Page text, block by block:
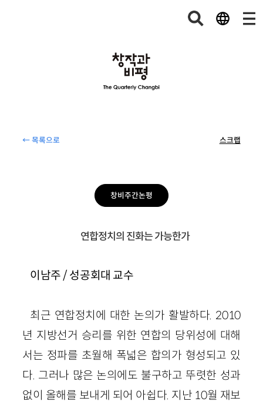
← 목록으로 스크랩
창비주간논평
연합정치의 진화는 가능한가
이남주 / 성공회대 교수
최근 연합정치에 대한 논의가 활발하다. 2010
년 지방선거 승리를 위한 연합의 당위성에 대해
서는 정파를 초월해 폭넓은 합의가 형성되고 있
다. 그러나 많은 논의에도 불구하고 뚜렷한 성과
없이 올해를 보내게 되어 아쉽다. 지난 10월 재보